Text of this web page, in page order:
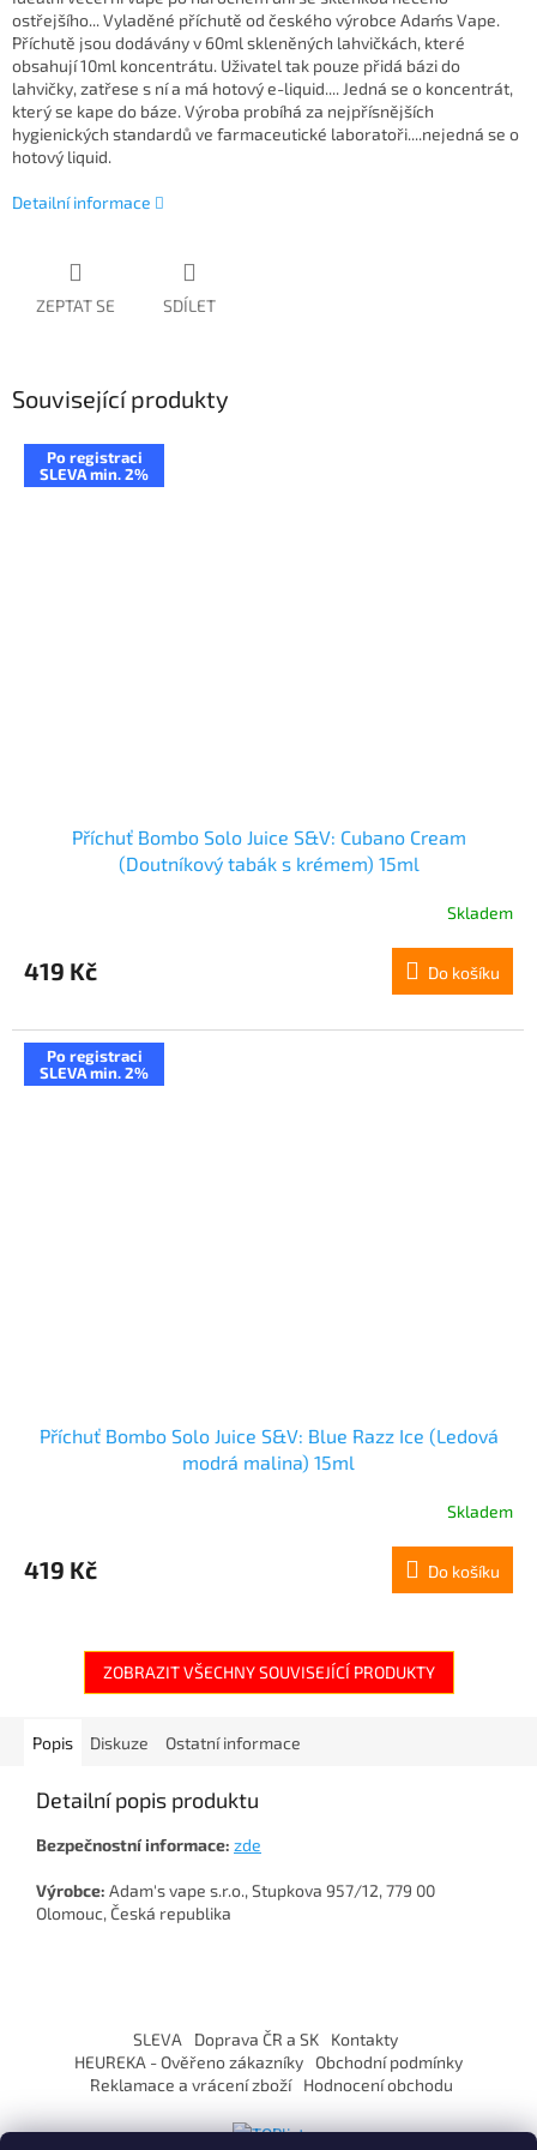
ostřejšího... Vyladěné příchutě od českého výrobce Adam´s Vape.
Příchutě jsou dodávány v 60ml skleněných lahvičkách, které
obsahují 10ml koncentrátu. Uživatel tak pouze přidá bázi do
lahvičky, zatřese s ní a má hotový e-liquid.... Jedná se o koncentrát,
který se kape do báze. Výroba probíhá za nejpřísnějších
hygienických standardů ve farmaceutické laboratoři....nejedná se o
hotový liquid.
Detailní informace
ZEPTAT SE SDÍLET
Související produkty
Po registraci
SLEVA min. 2%
Příchuť Bombo Solo Juice S&V: Cubano Cream
(Doutníkový tabák s krémem) 15ml
Skladem
419 Kč Do košíku
Po registraci
SLEVA min. 2%
Příchuť Bombo Solo Juice S&V: Blue Razz Ice (Ledová
modrá malina) 15ml
Skladem
419 Kč Do košíku
ZOBRAZIT VŠECHNY SOUVISEJÍCÍ PRODUKTY
Popis Diskuze Ostatní informace
Detailní popis produktu
Bezpečnostní informace: zde
Výrobce: Adam's vape s.r.o., Stupkova 957/12, 779 00
Olomouc, Česká republika
í
SLEVA Doprava ČR a SK
Kontakty
HEUREKA - Ověřeno zákazníky
Obchodní podmínky
Reklamace a vrácení zboží
Hodnocení obchodu